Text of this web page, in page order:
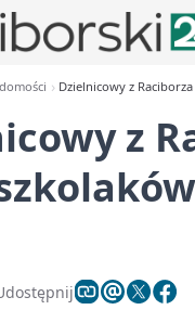
Dzielnicowy z
z